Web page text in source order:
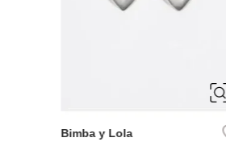
Bimba y Lola